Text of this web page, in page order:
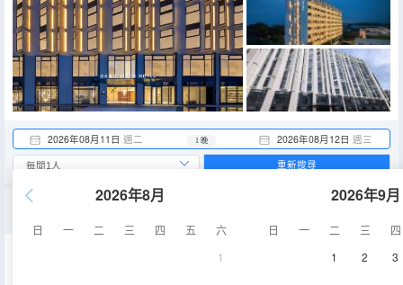
2026年08月11日 週二 2026年08月12日 週三
1 晚
2026年8月
日 一 二 三 四 五
六
1
2026年9月
日 一 二 三
四
1
2 3
重新搜尋
36-38㎡ 空調